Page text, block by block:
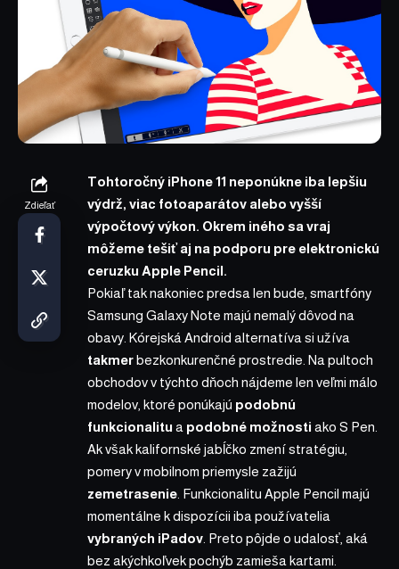
Zdieľať
Tohtoročný iPhone 11 neponúkne iba lepšiu
výdrž, viac fotoaparátov alebo vyšší
výpočtový výkon. Okrem iného sa vraj
môžeme tešiť aj na podporu pre elektronickú
ceruzku Apple Pencil.
Pokiaľ tak nakoniec predsa len bude, smartfóny
Samsung Galaxy Note majú nemalý dôvod na
obavy. Kórejská Android alternatíva si užíva
takmerbezkonkurenčné prostredie. Na pultoch
obchodov v týchto dňoch nájdeme len veľmi málo
modelov, ktoré ponúkajú podobnú
funkcionalitu a podobné možnosti ako S Pen
Ak však kalifornské jabĺčko zmení stratégiu,
pomery v mobilnom priemysle zažijú
zemetrasenie . Funkcionalitu Apple Pencil majú
momentálne k dispozícii iba používatelia
vybraných iPadov . Preto pôjde o udalosť, aká
bez akýchkoľvek pochýb zamieša kartami.